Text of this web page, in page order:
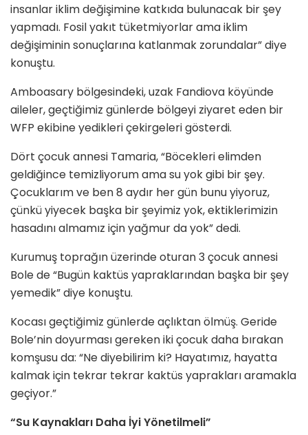
insanlar iklim değişimine katkıda bulunacak bir şey
yapmadı. Fosil yakıt tüketmiyorlar ama iklim
değişiminin sonuçlarına katlanmak zorundalar” diye
konuştu.
Amboasary bölgesindeki, uzak Fandiova köyünde
aileler, geçtiğimiz günlerde bölgeyi ziyaret eden bir
WFP ekibine yedikleri çekirgeleri gösterdi.
Dört çocuk annesi Tamaria, “Böcekleri elimden
geldiğince temizliyorum ama su yok gibi bir şey.
Çocuklarım ve ben 8 aydır her gün bunu yiyoruz,
çünkü yiyecek başka bir şeyimiz yok, ektiklerimizin
hasadını almamız için yağmur da yok” dedi.
Kurumuş toprağın üzerinde oturan 3 çocuk annesi
Bole de “Bugün kaktüs yapraklarından başka bir şey
yemedik” diye konuştu.
Kocası geçtiğimiz günlerde açlıktan ölmüş. Geride
Bole’nin doyurması gereken iki çocuk daha bırakan
komşusu da: “Ne diyebilirim ki? Hayatımız, hayatta
kalmak için tekrar tekrar kaktüs yaprakları aramakla
geçiyor.”
“Su Kaynakları Daha İyi Yönetilmeli”